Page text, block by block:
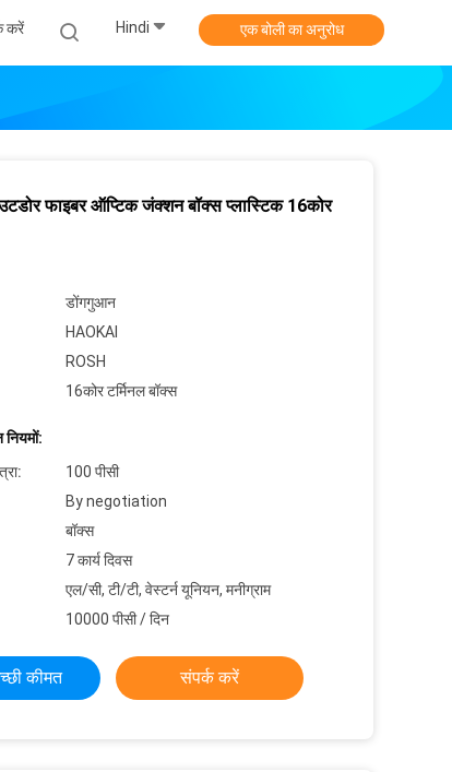
करें Hindi एक बोली का अनुरोध
फाइबर ऑप्टिक जंक्शन बॉक्स प्लास्टिक 16कोर
डोंगगुआन
HAOKAI
ROSH
16कोर टर्मिनल बॉक्स
100 पीसी
By negotiation
बॉक्स
7 कार्य दिवस
एल/सी, टी/टी, वेस्टर्न यूनियन, मनीग्राम
10000 पीसी / दिन
कीमत संपर्क करें